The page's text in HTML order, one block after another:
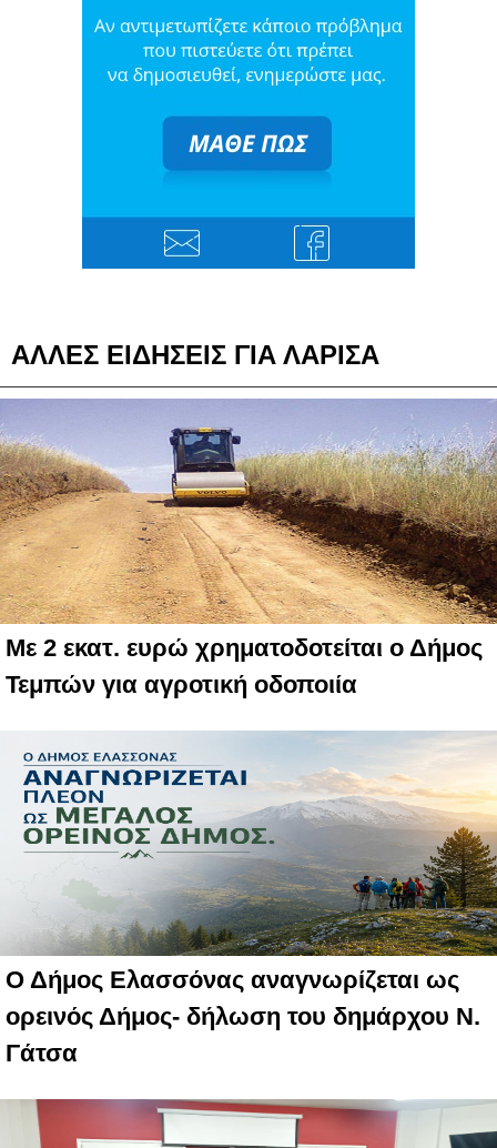
ΑΛΛΕΣ ΕΙΔΗΣΕΙΣ ΓΙΑ ΛΑΡΙΣΑ
Με 2 εκατ. ευρώ χρηματοδοτείται ο Δήμος
Τεμπών για αγροτική οδοποιία
Ο Δήμος Ελασσόνας αναγνωρίζεται ως
ορεινός Δήμος- δήλωση του δημάρχου Ν.
Γάτσα